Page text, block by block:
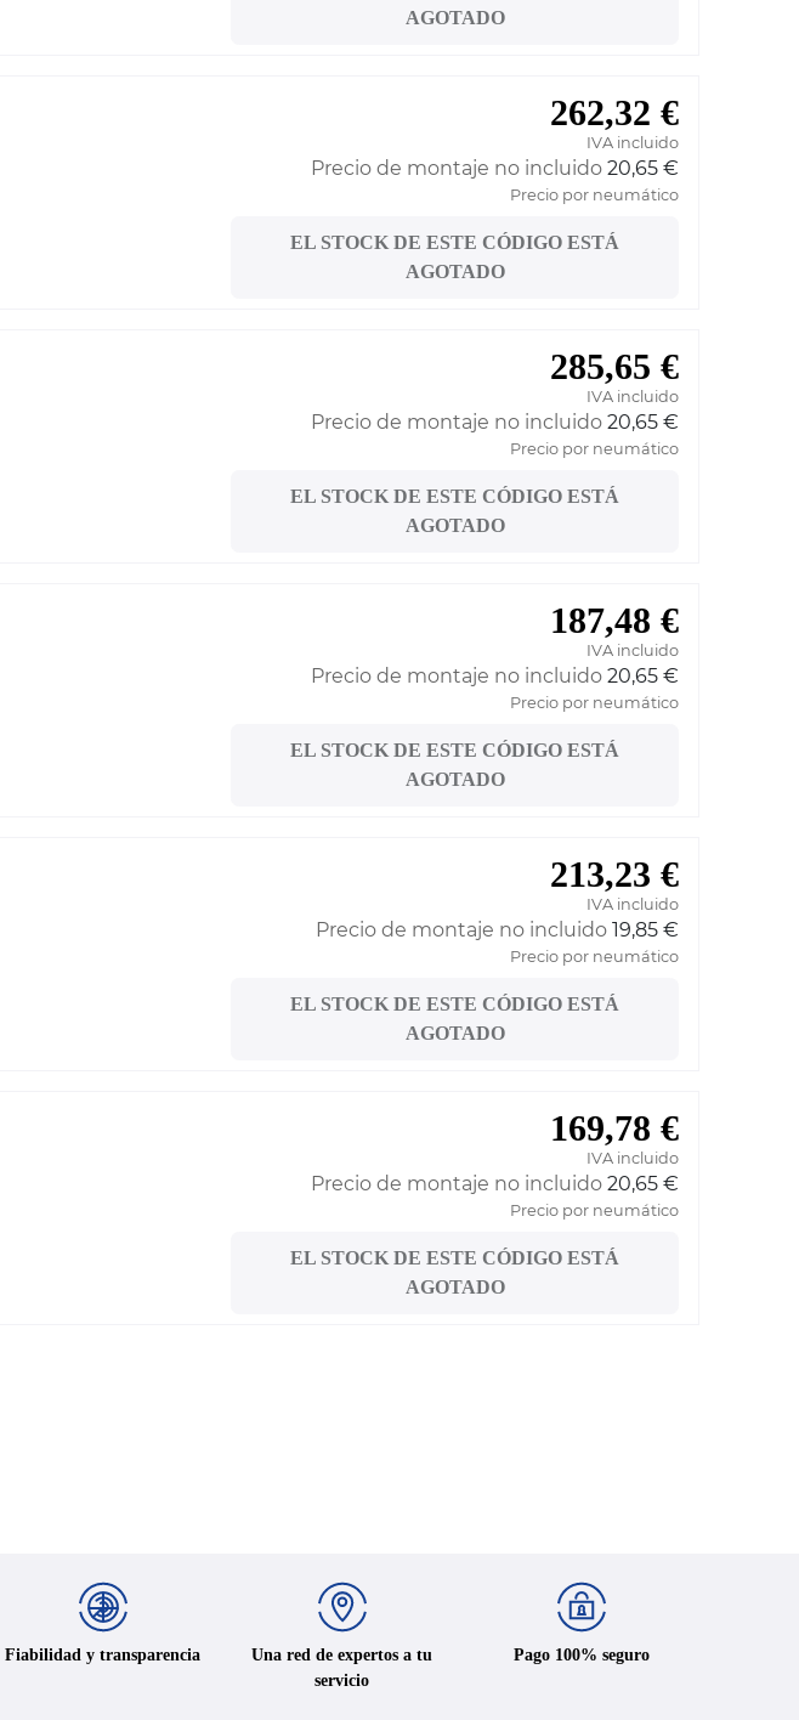
AGOTADO
262,32 €
IVA incluido
Precio de montaje no incluido 20,65 €
Precio por neumático
EL STOCK DE ESTE CÓDIGO ESTÁ
AGOTADO
285,65 €
IVA incluido
Precio de montaje no incluido 20,65 €
Precio por neumático
EL STOCK DE ESTE CÓDIGO ESTÁ
AGOTADO
187,48 €
IVA incluido
Precio de montaje no incluido 20,65 €
Precio por neumático
EL STOCK DE ESTE CÓDIGO ESTÁ
AGOTADO
213,23 €
IVA incluido
Precio de montaje no incluido 19,85 €
Precio por neumático
EL STOCK DE ESTE CÓDIGO ESTÁ
AGOTADO
169,78 €
IVA incluido
Precio de montaje no incluido 20,65 €
Precio por neumático
EL STOCK DE ESTE CÓDIGO ESTÁ
AGOTADO
Fiabilidad y transparencia
Una red de expertos a tu
servicio
Pago 100% seguro